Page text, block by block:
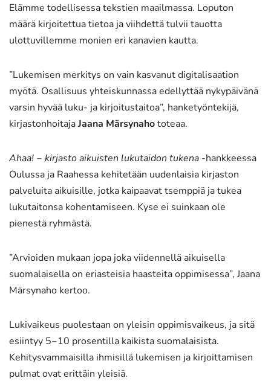
Elämme todellisessa tekstien maailmassa. Loputon
määrä kirjoitettua tietoa ja viihdettä tulvii tauotta
ulottuvillemme monien eri kanavien kautta.
”Lukemisen merkitys on vain kasvanut digitalisaation
myötä. Osallisuus yhteiskunnassa edellyttää nykypäivänä
varsin hyvää luku- ja kirjoitustaitoa”, hanketyöntekijä,
kirjastonhoitajaJaana Märsynahototeaa.
Ahaa! ‒ kirjasto aikuisten lukutaidon tukena -hankkeessa
Oulussa ja Raahessa kehitetään uudenlaisia kirjaston
palveluita aikuisille, jotka kaipaavat tsemppiä ja tukea
lukutaitonsa kohentamiseen. Kyse ei suinkaan ole
pienestä ryhmästä.
”Arvioiden mukaan jopa joka viidennellä aikuisella
suomalaisella on eriasteisia haasteita oppimisessa”, Jaana
Märsynaho kertoo.
Lukivaikeus puolestaan on yleisin oppimisvaikeus, ja sitä
esiintyy 5‒10 prosentilla kaikista suomalaisista.
Kehitysvammaisilla ihmisillä lukemisen ja kirjoittamisen
pulmat ovat erittäin yleisiä.